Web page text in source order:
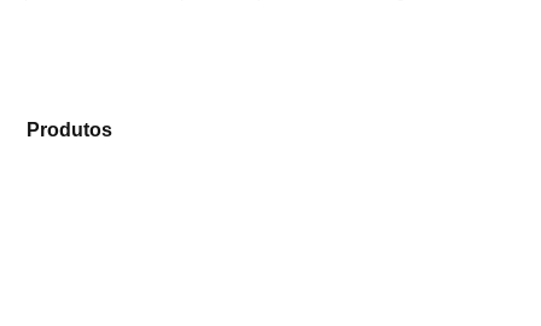
Produtose identifique o material mais adequado para